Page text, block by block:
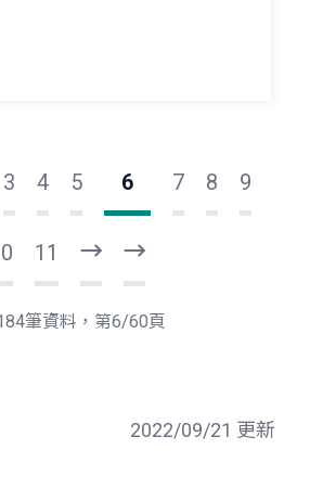
3 4 5 6 7 8 9
11
一
頁
後
一
筆資料，第6/60頁
2022/09/21 更新